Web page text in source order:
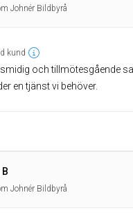
Johnér Bildbyrå
kund
och tillmötesgående
en tjänst vi behöver.
Johnér Bildbyrå